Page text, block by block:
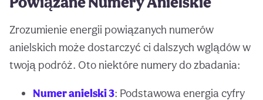
Zrozumienie energii powiązanych numerów
anielskich może dostarczyć ci dalszych wglądów w
twoją podróż. Oto niektóre numery do zbadania:
Numer anielski 3: Podstawowa energia cyfry